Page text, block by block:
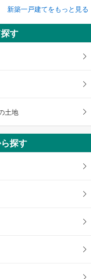
器所2丁目
新築一戸建てをもっと見る
す
土地
探す